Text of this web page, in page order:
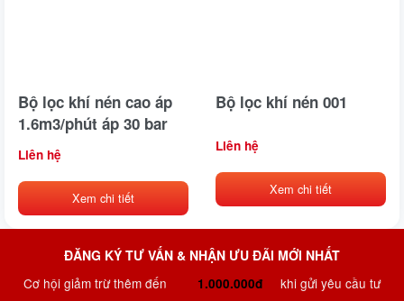
Bộ lọc khí nén cao áp
1.6m3/phút áp 30 bar
Liên hệ
Xem chi tiết
Bộ lọc khí nén 001
Liên hệ
Xem chi tiết
ĐĂNG KÝ TƯ VẤN & NHẬN ƯU ĐÃI MỚI NHẤT
Cơ hội giảm trừ thêm đến
1.000.000đ
khi gửi yêu cầu tư